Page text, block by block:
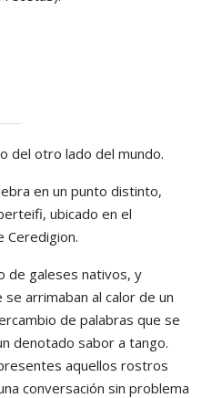
del otro lado del mundo.
en un punto distinto,
ubicado en el
Ceredigion.
de galeses nativos, y
arrimaban al calor de un
de palabras que se
denotado sabor a tango.
aquellos rostros
conversación sin problema